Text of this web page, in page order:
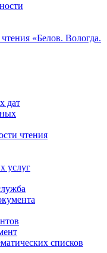
«Белов. Вологда.
дат
чтения
услуг
списков